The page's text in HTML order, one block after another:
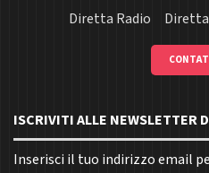
Diretta Radio
ISCRIVITI ALLE NEWSLETTER
Inserisci il tuo indirizzo email